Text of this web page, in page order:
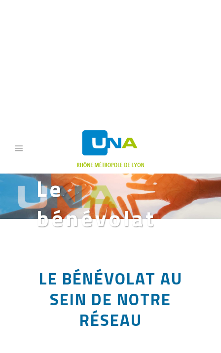
Le
bénévolat
LE BÉNÉVOLAT AU
SEIN DE NOTRE
RÉSEAU